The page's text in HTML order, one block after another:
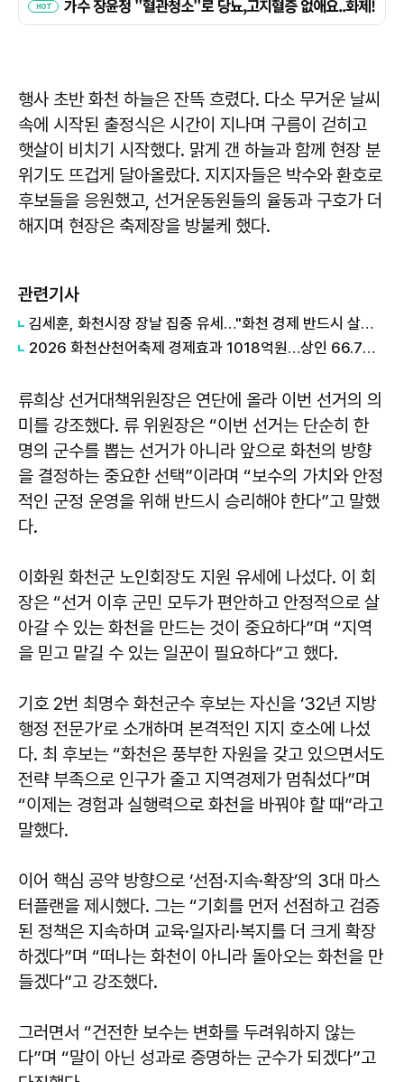
행사 초반 화천 하늘은 잔뜩 흐렸다. 다소 무거운 날씨
속에 시작된 출정식은 시간이 지나며 구름이 걷히고
햇살이 비치기 시작했다. 맑게 갠 하늘과 함께 현장 분
위기도 뜨겁게 달아올랐다. 지지자들은 박수와 환호로
후보들을 응원했고, 선거운동원들의 율동과 구호가 더
해지며 현장은 축제장을 방불케 했다.
관련기사
김세훈, 화천시장 장날 집중 유세…"화천 경제 반드시 살리겠다"
2026 화천산천어축제 경제효과 1018억원…상인 66.7% "매출 늘었다"
류희상 선거대책위원장은 연단에 올라 이번 선거의 의
미를 강조했다. 류 위원장은 “이번 선거는 단순히 한
명의 군수를 뽑는 선거가 아니라 앞으로 화천의 방향
을 결정하는 중요한 선택”이라며 “보수의 가치와 안정
적인 군정 운영을 위해 반드시 승리해야 한다”고 말했
다.
이화원 화천군 노인회장도 지원 유세에 나섰다. 이 회
장은 “선거 이후 군민 모두가 편안하고 안정적으로 살
아갈 수 있는 화천을 만드는 것이 중요하다”며 “지역
을 믿고 맡길 수 있는 일꾼이 필요하다”고 했다.
기호 2번 최명수 화천군수 후보는 자신을 ‘32년 지방
행정 전문가’로 소개하며 본격적인 지지 호소에 나섰
다. 최 후보는 “화천은 풍부한 자원을 갖고 있으면서도
전략 부족으로 인구가 줄고 지역경제가 멈춰섰다”며
“이제는 경험과 실행력으로 화천을 바꿔야 할 때”라고
말했다.
이어 핵심 공약 방향으로 ‘선점·지속·확장’의 3대 마스
터플랜을 제시했다. 그는 “기회를 먼저 선점하고 검증
된 정책은 지속하며 교육·일자리·복지를 더 크게 확장
하겠다”며 “떠나는 화천이 아니라 돌아오는 화천을 만
들겠다”고 강조했다.
그러면서 “건전한 보수는 변화를 두려워하지 않는
다”며 “말이 아닌 성과로 증명하는 군수가 되겠다”고